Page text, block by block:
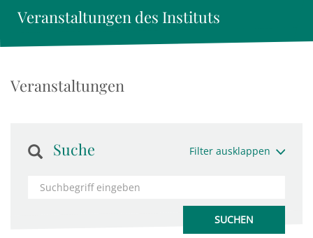
Veranstaltungen des Instituts
Veranstaltungen
Suche Filter ausklappen